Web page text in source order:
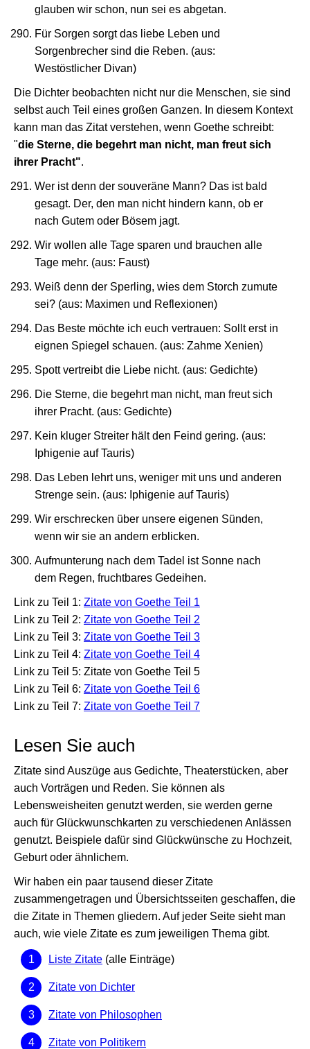
glauben wir schon, nun sei es abgetan.
Für Sorgen sorgt das liebe Leben und
Sorgenbrecher sind die Reben. (aus:
Westöstlicher Divan)
Die Dichter beobachten nicht nur die Menschen, sie sind
selbst auch Teil eines großen Ganzen. In diesem Kontext
kann man das Zitat verstehen, wenn Goethe schreibt:
"die Sterne, die begehrt man nicht, man freut sich
ihrer Pracht".
Wer ist denn der souveräne Mann? Das ist bald
gesagt. Der, den man nicht hindern kann, ob er
nach Gutem oder Bösem jagt.
Wir wollen alle Tage sparen und brauchen alle
Tage mehr. (aus: Faust)
Weiß denn der Sperling, wies dem Storch zumute
sei? (aus: Maximen und Reflexionen)
Das Beste möchte ich euch vertrauen: Sollt erst in
eignen Spiegel schauen. (aus: Zahme Xenien)
Spott vertreibt die Liebe nicht. (aus: Gedichte)
Die Sterne, die begehrt man nicht, man freut sich
ihrer Pracht. (aus: Gedichte)
Kein kluger Streiter hält den Feind gering. (aus:
Iphigenie auf Tauris)
Das Leben lehrt uns, weniger mit uns und anderen
Strenge sein. (aus: Iphigenie auf Tauris)
Wir erschrecken über unsere eigenen Sünden,
wenn wir sie an andern erblicken.
Aufmunterung nach dem Tadel ist Sonne nach
dem Regen, fruchtbares Gedeihen.
Link zu Teil 1: Zitate von Goethe Teil 1
Link zu Teil 2: Zitate von Goethe Teil 2
Link zu Teil 3: Zitate von Goethe Teil 3
Link zu Teil 4: Zitate von Goethe Teil 4
Link zu Teil 5: Zitate von Goethe Teil 5
Link zu Teil 6: Zitate von Goethe Teil 6
Link zu Teil 7: Zitate von Goethe Teil 7
Lesen Sie auch
Zitate sind Auszüge aus Gedichte, Theaterstücken, aber
auch Vorträgen und Reden. Sie können als
Lebensweisheiten genutzt werden, sie werden gerne
auch für Glückwunschkarten zu verschiedenen Anlässen
genutzt. Beispiele dafür sind Glückwünsche zu Hochzeit,
Geburt oder ähnlichem.
Wir haben ein paar tausend dieser Zitate
zusammengetragen und Übersichtsseiten geschaffen, die
die Zitate in Themen gliedern. Auf jeder Seite sieht man
auch, wie viele Zitate es zum jeweiligen Thema gibt.
Liste Zitate (alle Einträge)
Zitate von Dichter
Zitate von Philosophen
Zitate von Politikern